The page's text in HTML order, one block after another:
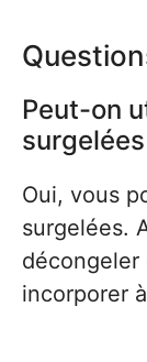
Peut-on
Oui, vous
surgelées.
incorporer